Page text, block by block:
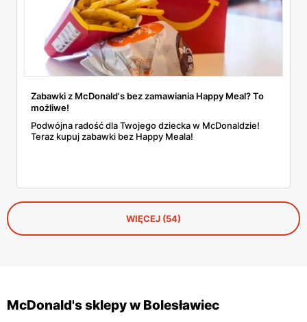
Zabawki z McDonald's bez zamawiania Happy Meal? To
możliwe!
Podwójna radość dla Twojego dziecka w McDonaldzie!
Teraz kupuj zabawki bez Happy Meala!
WIĘCEJ (54)
McDonald's sklepy w Bolesławiec